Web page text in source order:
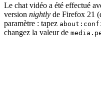
Le chat vidéo a été effectué
version nightly de Firefox 21
paramètre : tapez
changez la valeur de